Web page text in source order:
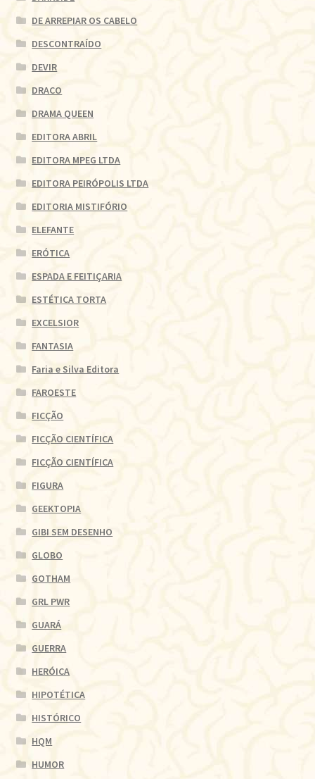
DE ARREPIAR OS CABELO
DESCONTRAÍDO
DEVIR
DRACO
DRAMA QUEEN
EDITORA ABRIL
EDITORA MPEG LTDA
EDITORA PEIRÓPOLIS LTDA
EDITORIA MISTIFÓRIO
ELEFANTE
ERÓTICA
ESPADA E FEITIÇARIA
ESTÉTICA TORTA
EXCELSIOR
FANTASIA
Faria e Silva Editora
FAROESTE
FICÇÃO
FICÇÃO CIENTÍFICA
FICÇÃO CIENTÍFICA
FIGURA
GEEKTOPIA
GIBI SEM DESENHO
GLOBO
GOTHAM
GRL PWR
GUARÁ
GUERRA
HERÓICA
HIPOTÉTICA
HISTÓRICO
HQM
HUMOR